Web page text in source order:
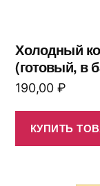
Холодный
(готовый, в
190,00 ₽
КУПИТЬ